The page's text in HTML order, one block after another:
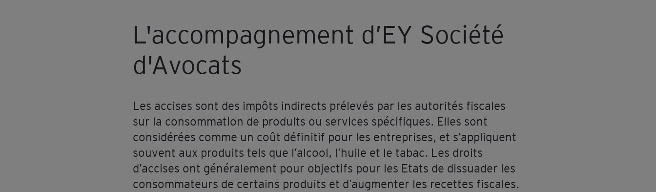
L'accompagnement d’EY Société
d'Avocats
Les accises sont des impôts indirects prélevés par les autorités fiscales
sur la consommation de produits ou services spécifiques. Elles sont
considérées comme un coût définitif pour les entreprises, et s’appliquent
souvent aux produits tels que l’alcool, l’huile et le tabac. Les droits
d’accises ont généralement pour objectifs pour les Etats de dissuader les
consommateurs de certains produits et d’augmenter les recettes fiscales.